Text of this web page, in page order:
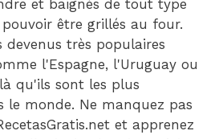
et baignés de tout type
être grillés au four.
devenus très populaires
l'Espagne, l'Uruguay ou
qu'ils sont les plus
le monde. Ne manquez pas
et apprenez